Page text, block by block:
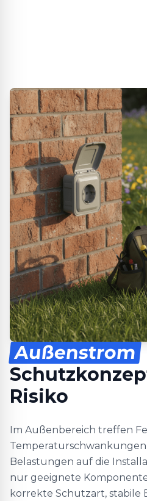
Außenstrom
Risiko
Im Außenbereich treffen
Belastungen auf die
nur geeignete
korrekte Schutzart, stabile